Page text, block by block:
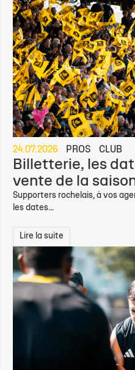
24.07.2026 PROS CLUB
Billetterie, les
vente de la
Supporters rochelais, à vos
les dates...
Lire la suite